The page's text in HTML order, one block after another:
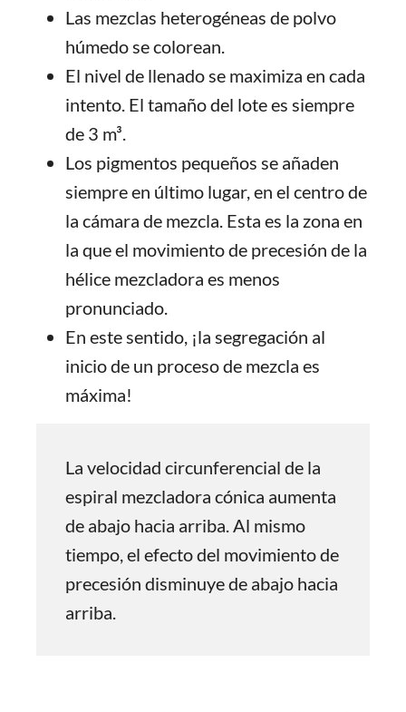
Las mezclas heterogéneas de polvo
húmedo se colorean.
El nivel de llenado se maximiza en cada
intento. El tamaño del lote es siempre
de 3 m³.
Los pigmentos pequeños se añaden
siempre en último lugar, en el centro de
la cámara de mezcla. Esta es la zona en
la que el movimiento de precesión de la
hélice mezcladora es menos
pronunciado.
En este sentido, ¡la segregación al
inicio de un proceso de mezcla es
máxima!
La velocidad circunferencial de la
espiral mezcladora cónica aumenta
de abajo hacia arriba. Al mismo
tiempo, el efecto del movimiento de
precesión disminuye de abajo hacia
arriba.